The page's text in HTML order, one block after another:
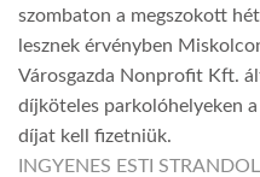
szombaton a megszokott
lesznek érvényben
Városgazda Nonprofit Kft.
díjköteles parkolóhelyeken
díjat kell fizetniük.
INGYENES ESTI